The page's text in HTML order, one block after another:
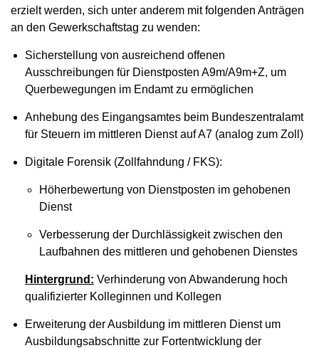
erzielt werden, sich unter anderem mit folgenden Anträgen
an den Gewerkschaftstag zu wenden:
Sicherstellung von ausreichend offenen
Ausschreibungen für Dienstposten A9m/A9m+Z, um
Querbewegungen im Endamt zu ermöglichen
Anhebung des Eingangsamtes beim Bundeszentralamt
für Steuern im mittleren Dienst auf A7 (analog zum Zoll)
Digitale Forensik (Zollfahndung / FKS):
Höherbewertung von Dienstposten im gehobenen
Dienst
Verbesserung der Durchlässigkeit zwischen den
Laufbahnen des mittleren und gehobenen Dienstes
Hintergrund: Verhinderung von Abwanderung hoch
qualifizierter Kolleginnen und Kollegen
Erweiterung der Ausbildung im mittleren Dienst um
Ausbildungsabschnitte zur Fortentwicklung der